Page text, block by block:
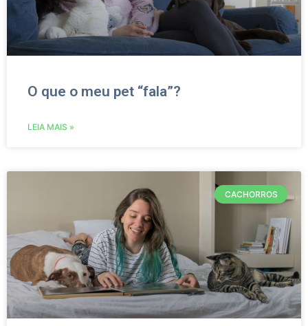
O que o meu pet “fala”?
LEIA MAIS »
CACHORROS